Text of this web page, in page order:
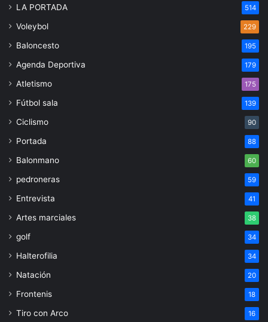
LA PORTADA 514
Voleybol 229
Baloncesto 195
Agenda Deportiva 179
Atletismo 175
Fútbol sala 139
Ciclismo 90
Portada 88
Balonmano 60
pedroneras 59
Entrevista 41
Artes marciales 38
golf 34
Halterofilia 34
Natación 20
Frontenis 18
Tiro con Arco 16